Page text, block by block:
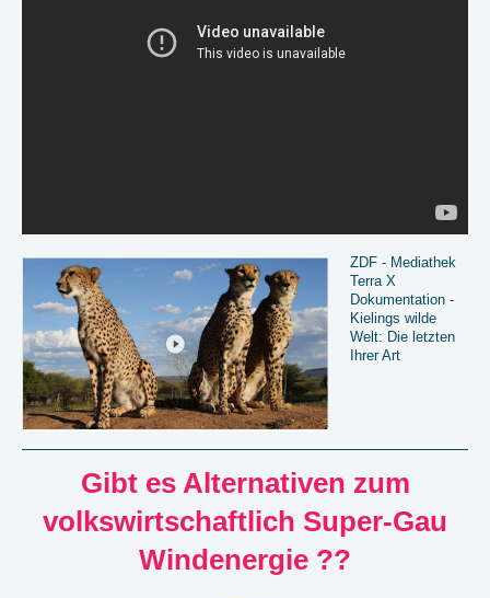
ZDF - Mediathek
Terra X
Dokumentation -
Kielings wilde
Welt: Die letzten
Ihrer Art
Gibt es Alternativen zum
volkswirtschaftlich Super-Gau
Windenergie ??